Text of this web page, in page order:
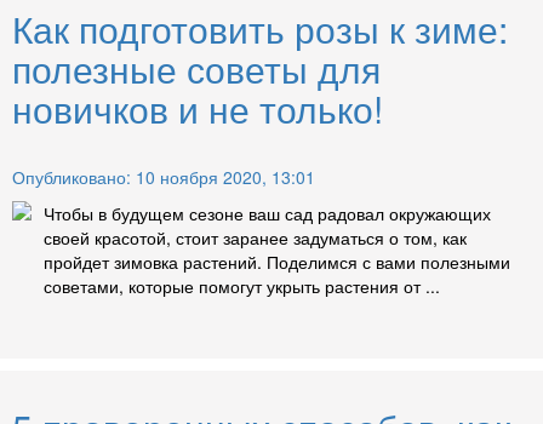
Как подготовить розы к зиме:
полезные советы для
новичков и не только!
Опубликовано: 10 ноября 2020, 13:01
Чтобы в будущем сезоне ваш сад радовал окружающих
своей красотой, стоит заранее задуматься о том, как
пройдет зимовка растений. Поделимся с вами полезными
советами, которые помогут укрыть растения от ...